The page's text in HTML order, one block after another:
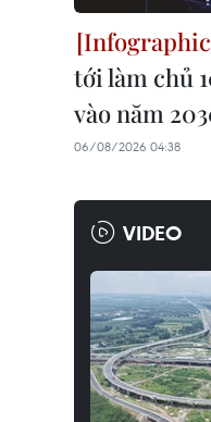
tới làm chủ
vào năm
06/08/2026 04:38
VIDEO